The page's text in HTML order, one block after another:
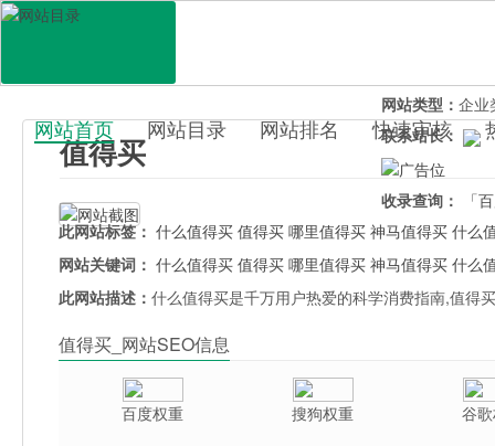
百科目录
网站首页 网站目录 网站排名 快速审核
值得买
网站类型： 企业
联系站长：
收录查询：
「
此网站标签： 什么值得买 值得买 哪里值得买 神马值得买 什么
网站关键词： 什么值得买 值得买 哪里值得买 神马值得买 什么
此网站描述：什么值得买是千万用户热爱的科学消费指南,值得
值得买_网站SEO信息
百度权重 搜狗权重 谷